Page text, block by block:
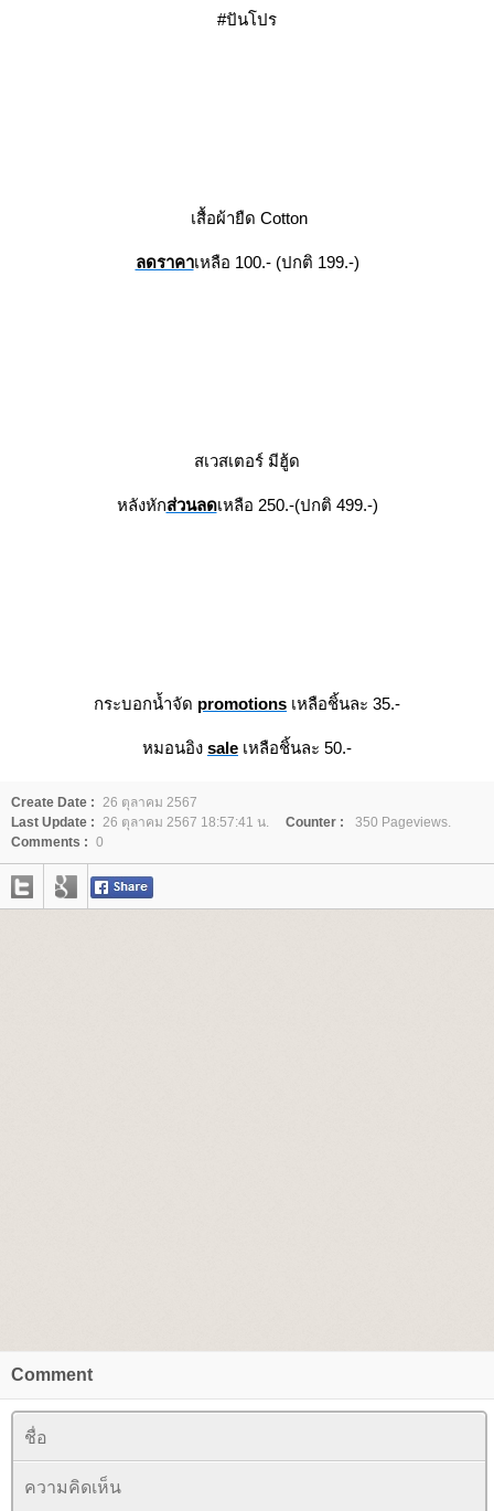
#ปันโปร
เสื้อผ้ายืด Cotton
ลดราคาเหลือ 100.- (ปกติ 199.-)
สเวสเตอร์ มีฮู้ด
หลังหักส่วนลดเหลือ 250.-(ปกติ 499.-)
กระบอกน้ำจัด promotions เหลือชิ้นละ 35.-
หมอนอิง sale เหลือชิ้นละ 50.-
Create Date : 26 ตุลาคม 2567
Last Update : 26 ตุลาคม 2567 18:57:41 น. Counter :
350 Pageviews.
Comments : 0
Comment